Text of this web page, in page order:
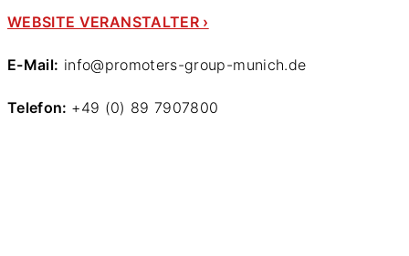
WEBSITE VERANSTALTER ›
E-Mail: info@promoters-group-munich.de
Telefon: +49 (0) 89 7907800